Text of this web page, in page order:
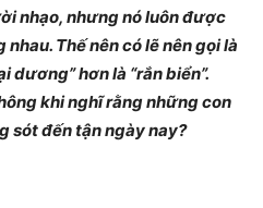
nhạo, nhưng nó luôn được
Thế nên có lẽ nên gọi là
dương” hơn là “rắn biển”.
khi nghĩ rằng những con
sót đến tận ngày nay?